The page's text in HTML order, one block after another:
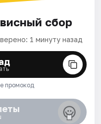
сбор
1 минуту назад
промокод